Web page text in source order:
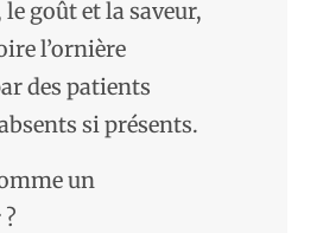
goût et la saveur,
l’ornière
des patients
si présents.
un